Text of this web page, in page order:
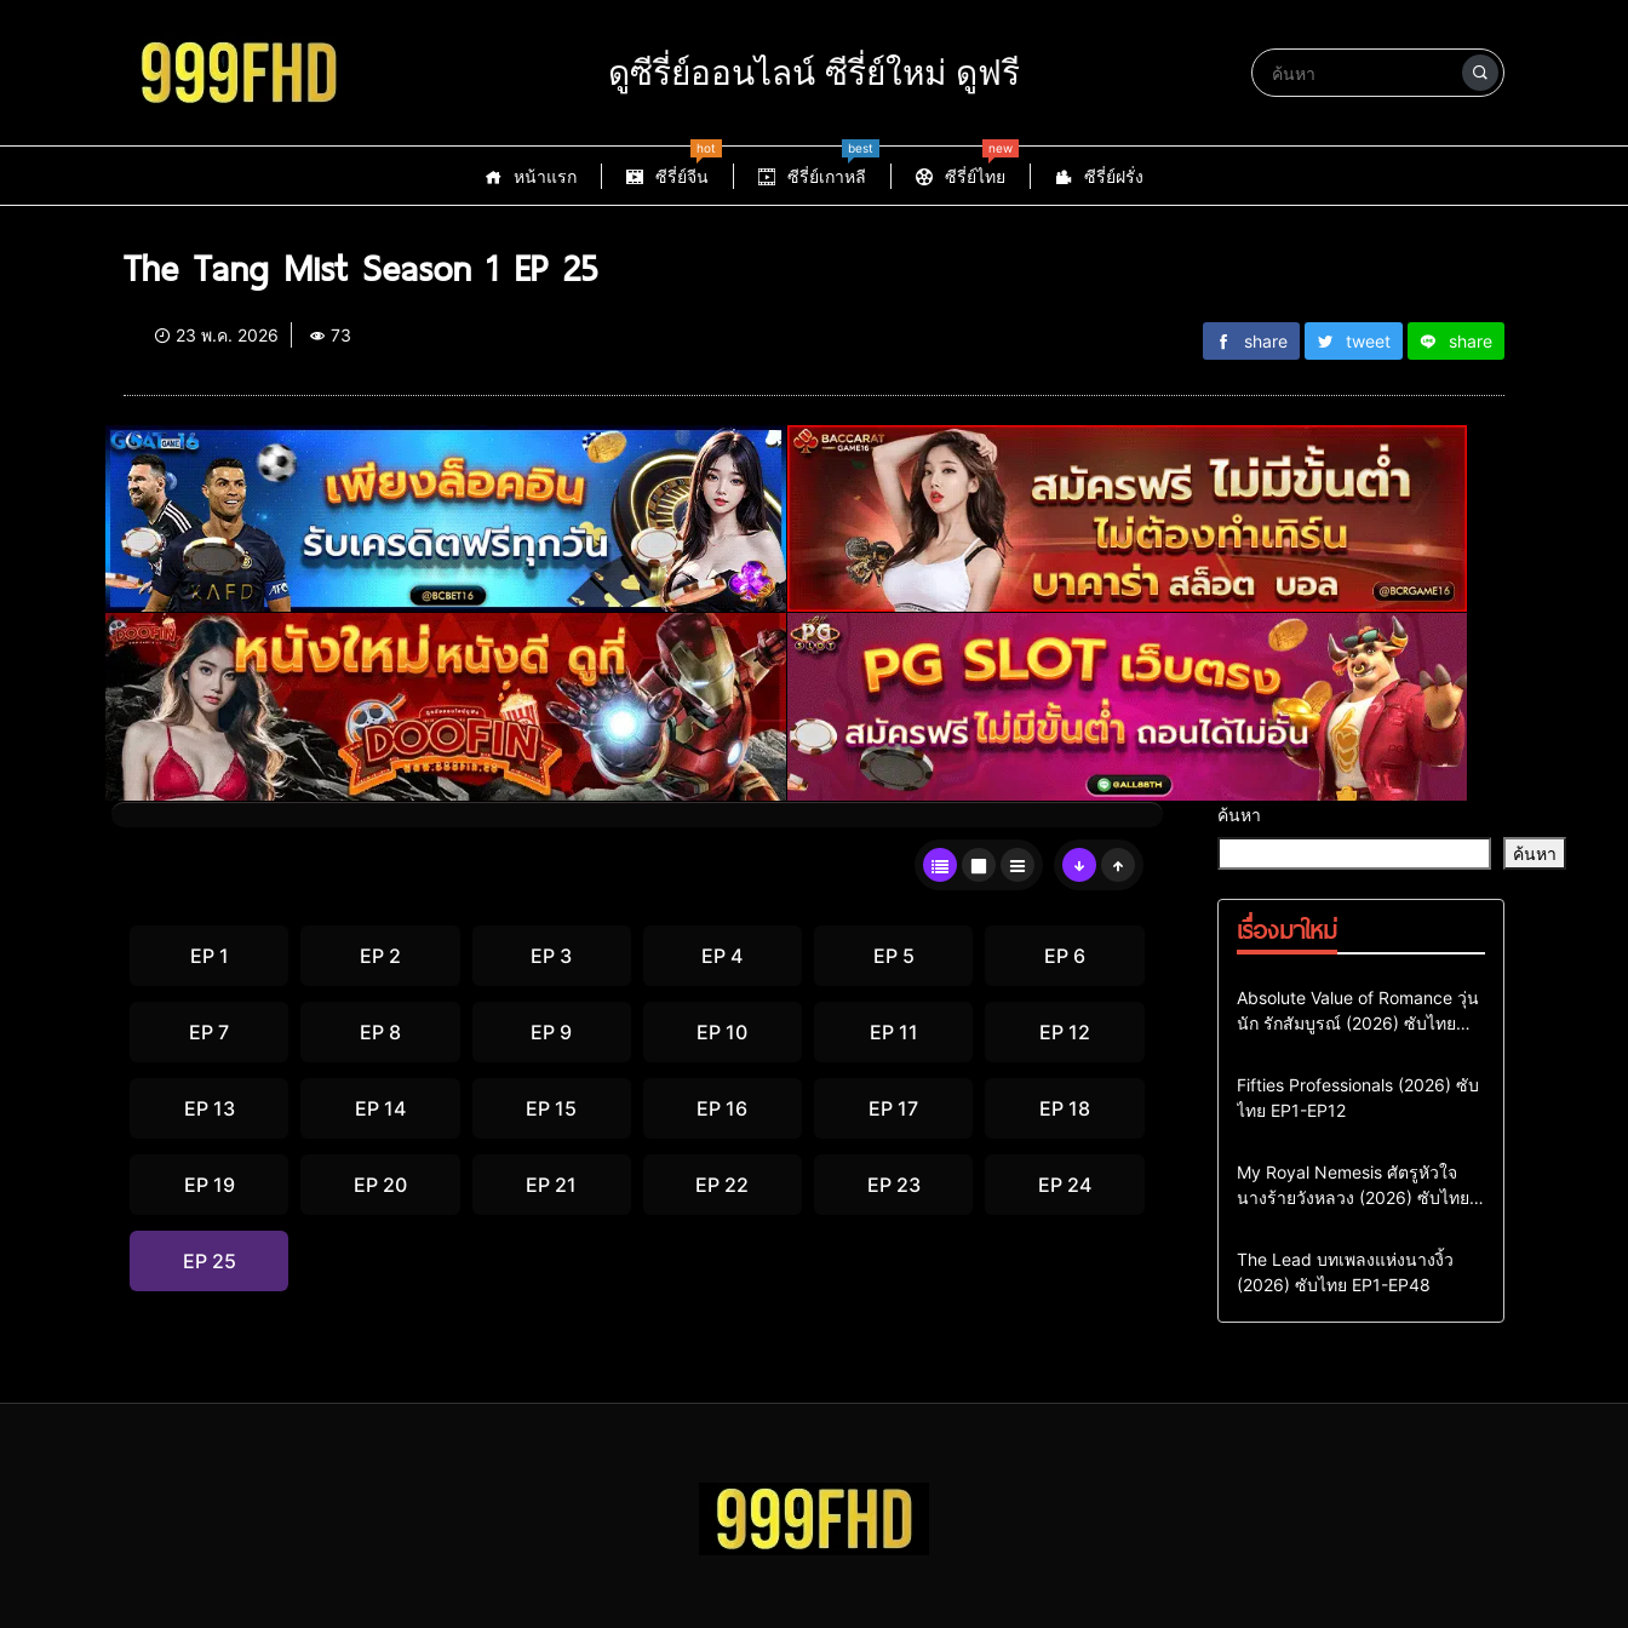
ดูซีรี่ย์ออนไลน์ ซีรี่ย์ใหม่ ดูฟรี
หน้าแรก ซีรี่ย์จีน
hot
ซีรี่ย์เกาหลี
best
ซีรี่ย์ไทย
new
ซีรี่ย์ฝรั่ง
The Tang Mist Season 1 EP 25
23 พ.ค. 2026 73 share tweet share
EP 1 EP 2 EP 3 EP 4 EP 5 EP 6
EP 7 EP 8 EP 9 EP 10 EP 11 EP 12
EP 13 EP 14 EP 15 EP 16 EP 17 EP 18
EP 19 EP 20 EP 21 EP 22 EP 23 EP 24
EP 25
ค้นหา
ค้นหา
เรื่องมาใหม่
Comedy Drama
ซีรี่ย์เกาหลี
ซีรี่ย์เกาหลีซับไทย
Absolute Value of Romance วุ่น
นัก รักสัมบูรณ์ (2026) ซับไทย
Action & Adventure
Comedy
Drama
ซีรี่ย์เกาหลี
Fifties Professionals (2026) ซับ
ไทย EP1-EP12
Comedy
Drama
Sci-Fi & Fantasy
ซีรี่ย์เกาหลี
My Royal Nemesis ศัตรูหัวใจ
นางร้ายวังหลวง (2026) ซับไทย
Drama
ซีรี่ย์จีน
ซีรี่ย์จีนซับไทย
The Lead บทเพลงแห่งนางงิ้ว
(2026) ซับไทย EP1-EP48